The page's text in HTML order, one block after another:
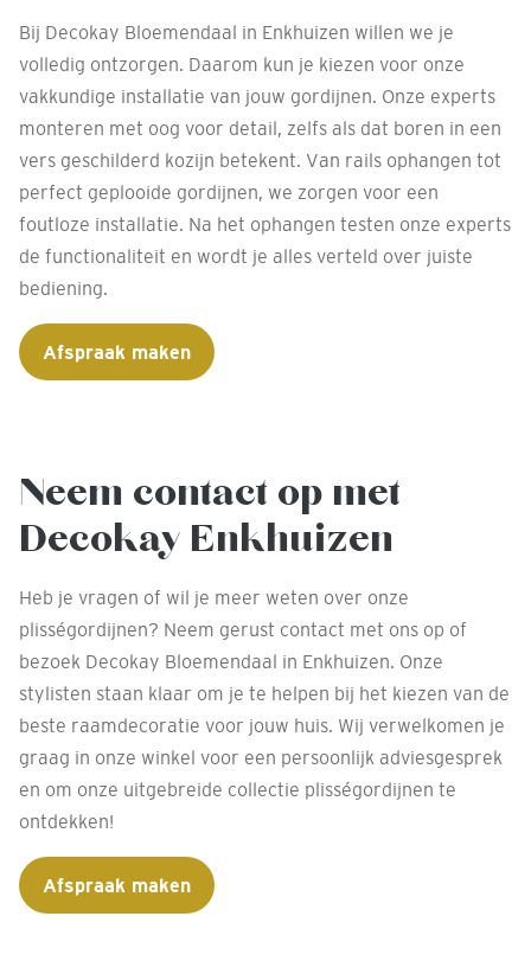
Bij Decokay Bloemendaal in Enkhuizen willen we je
volledig ontzorgen. Daarom kun je kiezen voor onze
vakkundige installatie van jouw gordijnen. Onze experts
monteren met oog voor detail, zelfs als dat boren in een
vers geschilderd kozijn betekent. Van rails ophangen tot
perfect geplooide gordijnen, we zorgen voor een
foutloze installatie. Na het ophangen testen onze experts
de functionaliteit en wordt je alles verteld over juiste
bediening.
Afspraak maken
Neem contact op met
Decokay Enkhuizen
Heb je vragen of wil je meer weten over onze
plisségordijnen? Neem gerust contact met ons op of
bezoek Decokay Bloemendaal in Enkhuizen. Onze
stylisten staan klaar om je te helpen bij het kiezen van de
beste raamdecoratie voor jouw huis. Wij verwelkomen je
graag in onze winkel voor een persoonlijk adviesgesprek
en om onze uitgebreide collectie plisségordijnen te
ontdekken!
Afspraak maken